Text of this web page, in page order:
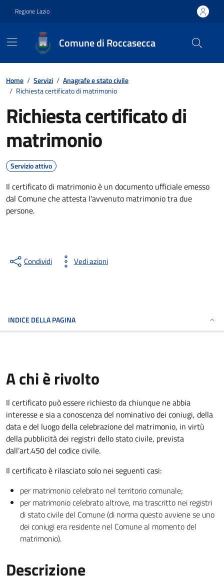
Regione Lazio
Comune di Roccasecca
Contenuti in evidenza
Home / Servizi / Anagrafe e stato civile
/ Richiesta certificato di matrimonio
Richiesta certificato di
matrimonio
Servizio attivo
Il certificato di matrimonio è un documento ufficiale emesso
dal Comune che attesta l'avvenuto matrimonio tra due
persone.
Condividi Vedi azioni
INDICE DELLA PAGINA
A chi è rivolto
Il certificato può essere richiesto da chiunque ne abbia
interesse e sia a conoscenza del nominativo dei coniugi, della
data e del luogo della celebrazione del matrimonio, in virtù
della pubblicità dei registri dello stato civile, prevista
dall’art.450 del codice civile.
Il certificato è rilasciato solo nei seguenti casi:
per matrimonio celebrato nel territorio comunale;
per matrimonio celebrato altrove, ma trascritto nei registri
di stato civile del Comune (di norma questo avviene se uno
dei coniugi era residente nel Comune al momento del
matrimonio).
Descrizione